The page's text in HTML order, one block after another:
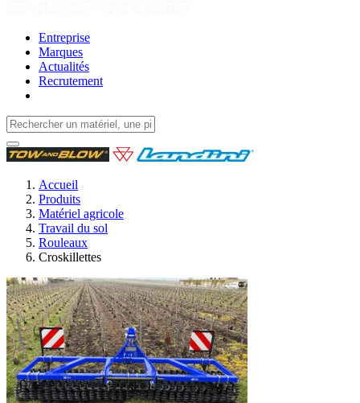
Entreprise
Marques
Actualités
Recrutement
Accueil
Produits
Matériel agricole
Travail du sol
Rouleaux
Croskillettes